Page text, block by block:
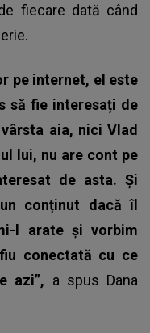
fiecare dată când
pe internet, el este
să fie interesați de
aia, nici Vlad
lui, nu are cont pe
de asta. Și
conținut dacă îl
l arate și vorbim
conectată cu ce
azi”, a spus Dana